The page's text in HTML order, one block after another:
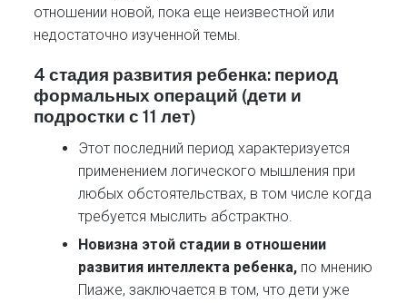
отношении новой, пока еще неизвестной или
недостаточно изученной темы.
4 стадия развития ребенка: период
формальных операций (дети и
подростки с 11 лет)
Этот последний период характеризуется
применением логического мышления при
любых обстоятельствах, в том числе когда
требуется мыслить абстрактно.
Новизна этой стадии в отношении
развития интеллекта ребенка, по мнению
Пиаже, заключается в том, что дети уже